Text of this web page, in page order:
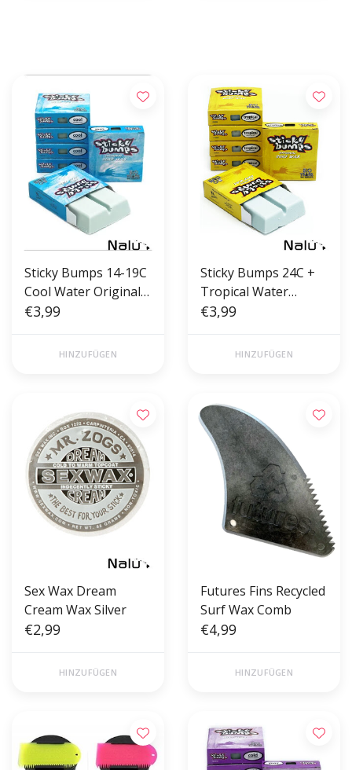
Sticky Bumps 14-19C
Cool Water Original
Wax
€3,99
HINZUFÜGEN
Sticky Bumps 24C +
Tropical Water
Original Wax
€3,99
HINZUFÜGEN
Sex Wax Dream
Cream Wax Silver
€2,99
HINZUFÜGEN
Futures Fins Recycled
Surf Wax Comb
€4,99
HINZUFÜGEN